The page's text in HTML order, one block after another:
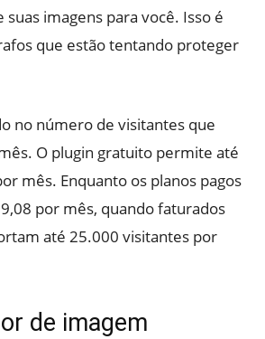
imagens para você. Isso é
que estão tentando proteger
no número de visitantes que
O plugin gratuito permite até
mês. Enquanto os planos pagos
por mês, quando faturados
até 25.000 visitantes por
de imagem